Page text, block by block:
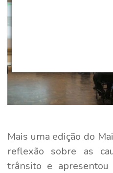
Mais uma edição do
reflexão sobre as
trânsito e apresentou